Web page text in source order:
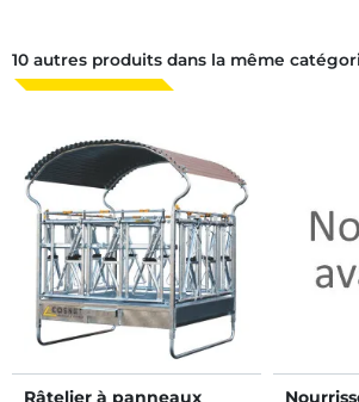
10 autres produits dans la même
Râtelier à panneaux